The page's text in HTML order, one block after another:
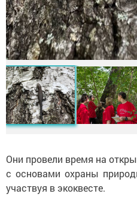
Они провели время на
с основами охраны
участвуя в экоквесте.